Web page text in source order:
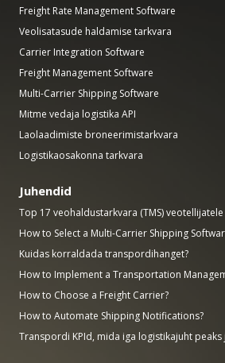
Freight Rate Management Software
Veolisatasude haldamise tarkvara
Carrier Integration Software
Freight Management Software
Multi-Carrier Shipping Software
Mitme vedaja logistika API
Laolaadimiste broneerimistarkvara
Logistikaosakonna tarkvara
Juhendid
Top 17 veohaldustarkvara (TMS) veotellijatele
How to Select a Multi-Carrier Shipping
Kuidas korraldada transpordihanget?
How to Implement a Transportation
How to Choose a Freight Carrier?
How to Automate Shipping Notifications?
Transpordi KPId, mida iga logistikajuht peaks